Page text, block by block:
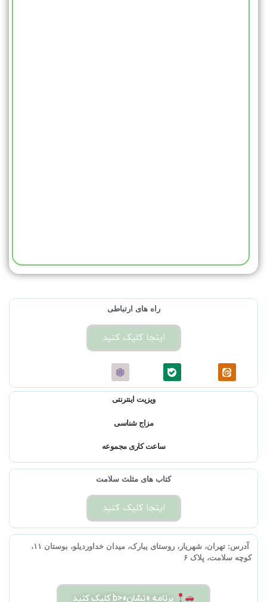
راه های ارتباطی
اینجا کلیک کنید
ویزیت اینترنتی
مزاج شناسی
ساعت کاری مجموعه
کتاب های مثلث سلامت
اینجا کلیک کنید
آدرس:
تهران، شهریار، روستای یبارک، میدان خداوردیلو، بوستان ۱۱،
کوچه سلامت، پلاک ۶
برنامه «نشان»<b کلیک کنید